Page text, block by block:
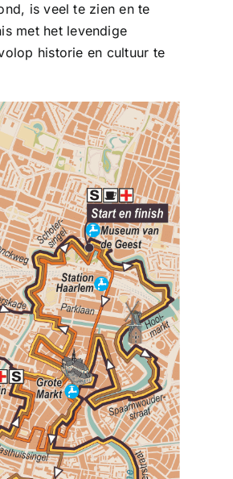
is veel te zien en te
met het levendige
historie en cultuur te